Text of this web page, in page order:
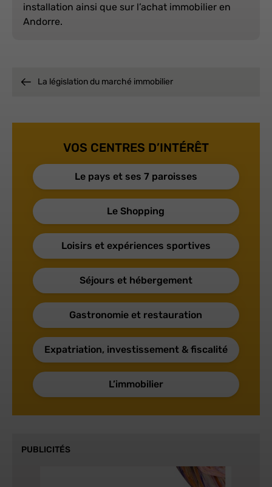
installation ainsi que sur l’achat immobilier en
Andorre.
VOS CENTRES D’INTÉRÊT
Le pays et ses 7 paroisses
Le Shopping
Loisirs et expériences sportives
Séjours et hébergement
Gastronomie et restauration
Expatriation, investissement & fiscalité
L’immobilier
PUBLICITÉS
La législation du marché immobilier